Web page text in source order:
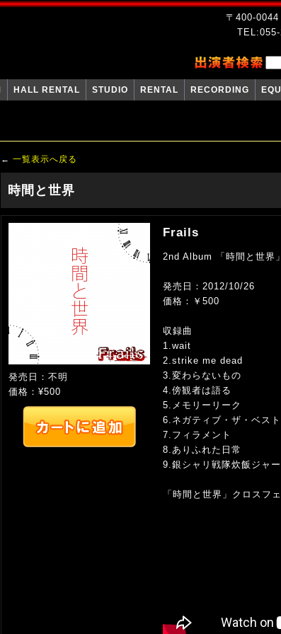
〒400-0044
HALL RENTAL STUDIO RENTAL RECORDING
← 一覧表示へ戻る
時間と世界
発売日：不明
価格：¥500
Frails
2nd Album 「時間と世界」
発売日：2012/10/26
価格：￥500
収録曲
1.wait
2.strike me dead
3.変わらないもの
4.傍観者は語る
5.メモリーリーク
6.ネガティブ・ザ・ベスト
7.フィラメント
8.ありふれた日常
9.銀シャリ戦隊炊飯ジャー
「時間と世界」クロスフ